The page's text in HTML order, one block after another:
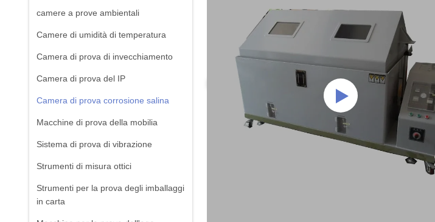
camere a prove ambientali
Camere di umidità di temperatura
Camera di prova di invecchiamento
Camera di prova del IP
Camera di prova corrosione salina
Macchine di prova della mobilia
Sistema di prova di vibrazione
Strumenti di misura ottici
Strumenti per la prova degli imballaggi
in carta